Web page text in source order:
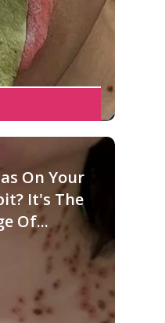
On Your
It's The
Of...